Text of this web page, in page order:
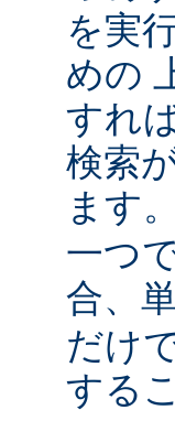
を実
めの
すれ
検索
ます
一つ
合、
だけ
する